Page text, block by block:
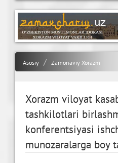
Asosiy Zamonaviy Xorazm
Xorazm viloyat
tashkilotlari
konferentsiyasi
munozaralarga boy